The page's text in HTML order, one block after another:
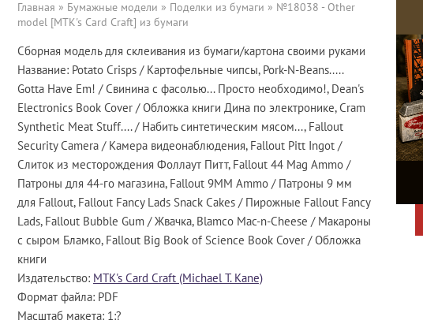
Главная » Бумажные модели » Поделки из бумаги » №18038 - Other
model [MTK's Card Craft] из бумаги
Сборная модель для склеивания из бумаги/картона своими руками
Название: Potato Crisps / Картофельные чипсы, Pork-N-Beans.....
Gotta Have Em! / Свинина с фасолью... Просто необходимо!, Dean's
Electronics Book Cover / Обложка книги Дина по электронике, Cram
Synthetic Meat Stuff.... / Набить синтетическим мясом..., Fallout
Security Camera / Камера видеонаблюдения, Fallout Pitt Ingot /
Слиток из месторождения Фоллаут Питт, Fallout 44 Mag Ammo /
Патроны для 44-го магазина, Fallout 9MM Ammo / Патроны 9 мм
для Fallout, Fallout Fancy Lads Snack Cakes / Пирожные Fallout Fancy
Lads, Fallout Bubble Gum / Жвачка, Blamco Mac-n-Cheese / Макароны
с сыром Бламко, Fallout Big Book of Science Book Cover / Обложка
книги
Издательство: MTK's Card Craft (Michael T. Kane)
Формат файла: PDF
Масштаб макета: 1:?